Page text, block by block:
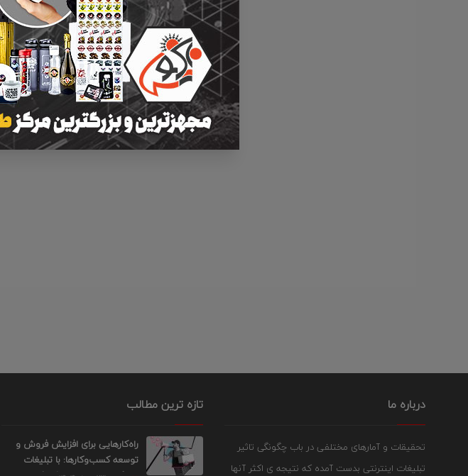
درباره ما
تحقیقات و آمارهای مختلفی در باب چگونگی تاثیر
تبلیغات اینترنتی بدست آمده که نتیجه ی اکثر آنها
تازه ترین مطالب
راه‌کارهایی برای افزایش فروش و
توسعه کسب‌وکارها: با تبلیغات